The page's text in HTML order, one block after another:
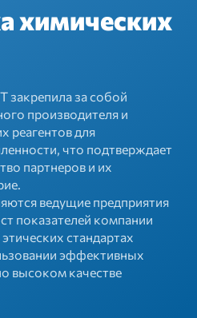
химических
за собой
производителя и
реагентов для
что подтверждает
партнеров и их
ведущие предприятия
показателей компании
стандартах
эффективных
высоком качестве